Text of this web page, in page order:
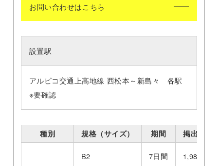
お問い合わせはこちら
設置駅
アルピコ交通上高地線 西松本～新島々 各駅
※要確認
種別 規格（サイズ） 期間 掲出料金/
B2 7日間 1,980円